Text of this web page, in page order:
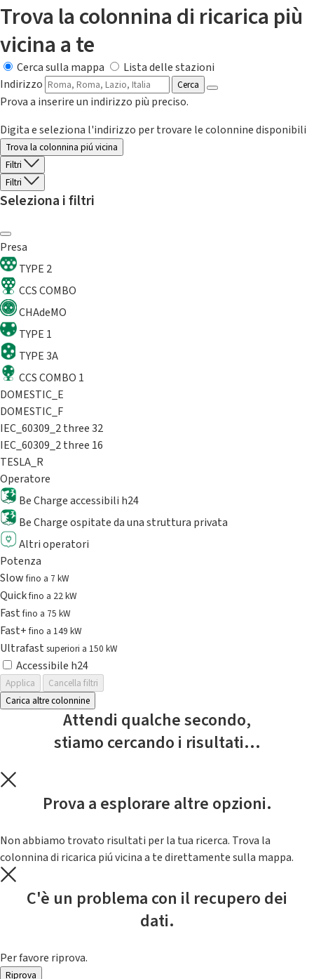
Trova la colonnina di ricarica più
vicina a te
Cerca sulla mappa
Lista delle stazioni
Indirizzo
Cerca
Prova a inserire un indirizzo più preciso.
Digita e seleziona l'indirizzo per trovare le colonnine disponibili
Trova la colonnina piú vicina
Filtri
Filtri
Seleziona i filtri
Presa
TYPE 2
CCS COMBO
CHAdeMO
TYPE 1
TYPE 3A
CCS COMBO 1
DOMESTIC_E
DOMESTIC_F
IEC_60309_2 three 32
IEC_60309_2 three 16
TESLA_R
Operatore
Be Charge accessibili h24
Be Charge ospitate da una struttura privata
Altri operatori
Potenza
Slowfino a 7 kW
Quickfino a 22 kW
Fastfino a 75 kW
Fast+fino a 149 kW
Ultrafast superiori a 150 kW
Accessibile h24
Applica
Cancella filtri
Carica altre colonnine
Attendi qualche secondo,
stiamo cercando i risultati...
Prova a esplorare altre opzioni.
Non abbiamo trovato risultati per la tua ricerca. Trova la
colonnina di ricarica piú vicina a te direttamente sulla mappa.
C'è un problema con il recupero dei
dati.
Per favore riprova.
Riprova